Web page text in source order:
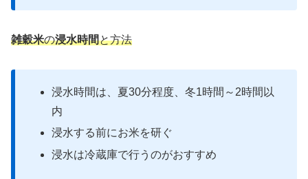
雑穀米の浸水時間と方法
浸水時間は、夏30分程度、冬1時間～2時間以
内
浸水する前にお米を研ぐ
浸水は冷蔵庫で行うのがおすすめ